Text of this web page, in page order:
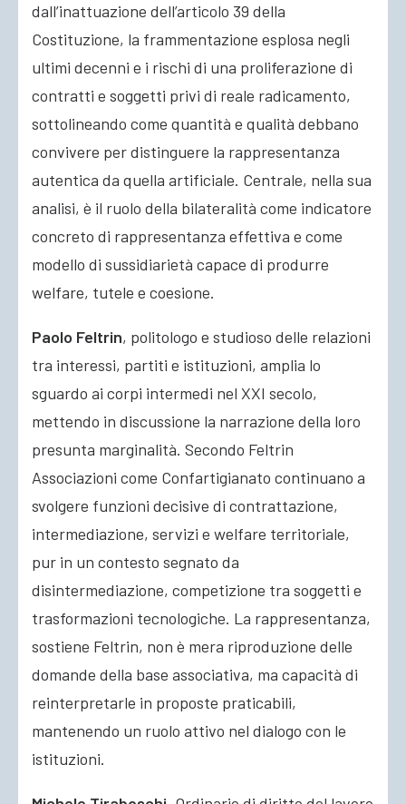
dall’inattuazione dell’articolo 39 della
Costituzione, la frammentazione esplosa negli
ultimi decenni e i rischi di una proliferazione di
contratti e soggetti privi di reale radicamento,
sottolineando come quantità e qualità debbano
convivere per distinguere la rappresentanza
autentica da quella artificiale. Centrale, nella sua
analisi, è il ruolo della bilateralità come indicatore
concreto di rappresentanza effettiva e come
modello di sussidiarietà capace di produrre
welfare, tutele e coesione.
Paolo Feltrin, politologo e studioso delle relazioni
tra interessi, partiti e istituzioni, amplia lo
sguardo ai corpi intermedi nel XXI secolo,
mettendo in discussione la narrazione della loro
presunta marginalità. Secondo Feltrin
Associazioni come Confartigianato continuano a
svolgere funzioni decisive di contrattazione,
intermediazione, servizi e welfare territoriale,
pur in un contesto segnato da
disintermediazione, competizione tra soggetti e
trasformazioni tecnologiche. La rappresentanza,
sostiene Feltrin, non è mera riproduzione delle
domande della base associativa, ma capacità di
reinterpretarle in proposte praticabili,
mantenendo un ruolo attivo nel dialogo con le
istituzioni.